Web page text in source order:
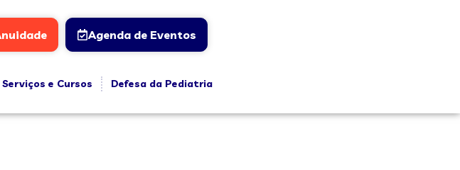
Agenda de Eventos
Serviços e Cursos
Defesa da Pediatria